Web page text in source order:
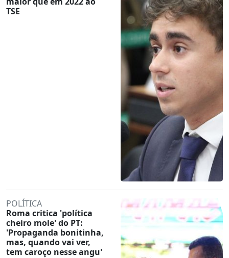
TSE
POLÍTICA
Roma critica 'política
cheiro mole' do PT:
'Propaganda bonitinha,
mas, quando vai ver,
tem caroço nesse angu'